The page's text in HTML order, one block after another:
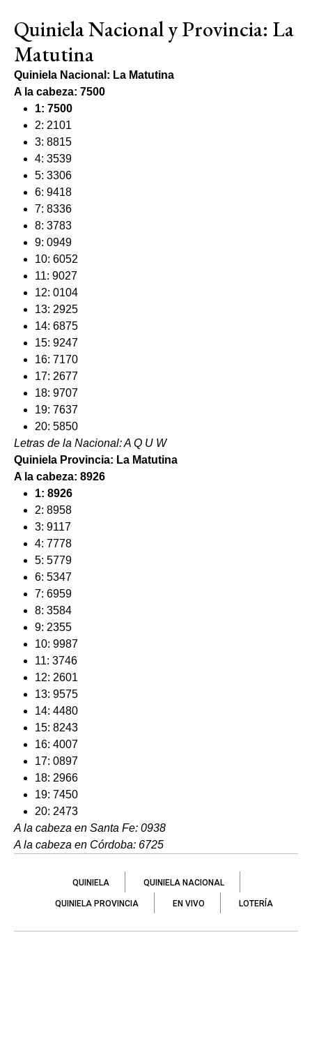
Quiniela Nacional y Provincia: La
Matutina
Quiniela Nacional: La Matutina
A la cabeza: 7500
1: 7500
2: 2101
3: 8815
4: 3539
5: 3306
6: 9418
7: 8336
8: 3783
9: 0949
10: 6052
11: 9027
12: 0104
13: 2925
14: 6875
15: 9247
16: 7170
17: 2677
18: 9707
19: 7637
20: 5850
Letras de la Nacional: A Q U W
Quiniela Provincia: La Matutina
A la cabeza: 8926
1: 8926
2: 8958
3: 9117
4: 7778
5: 5779
6: 5347
7: 6959
8: 3584
9: 2355
10: 9987
11: 3746
12: 2601
13: 9575
14: 4480
15: 8243
16: 4007
17: 0897
18: 2966
19: 7450
20: 2473
A la cabeza en Santa Fe: 0938
A la cabeza en Córdoba: 6725
QUINIELA QUINIELA NACIONAL
QUINIELA PROVINCIA EN VIVO LOTERÍA